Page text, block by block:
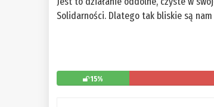
Solidarności. Dlatego tak bliskie są
15%